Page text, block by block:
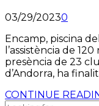
03/29/20230
Encamp, piscina
l’assistència de
presència de 23
d’Andorra, ha
CONTINUE